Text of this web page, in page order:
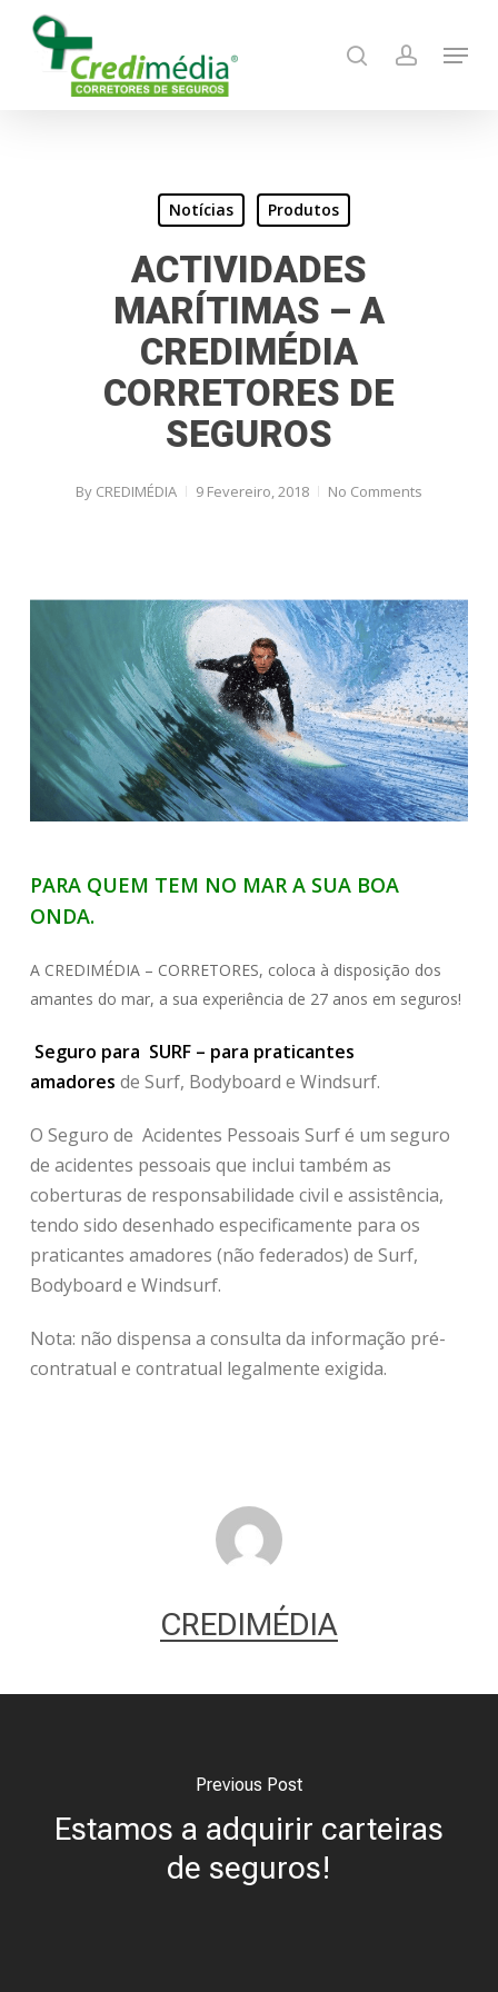
search account
Menu
Notícias Produtos
ACTIVIDADES
MARÍTIMAS – A
CREDIMÉDIA
CORRETORES DE
SEGUROS
By CREDIMÉDIA 9 Fevereiro, 2018 No Comments
PARA QUEM TEM NO MAR A SUA BOA
ONDA.
A CREDIMÉDIA – CORRETORES, coloca à disposição dos
amantes do mar, a sua experiência de 27 anos em seguros!
Seguro para SURF – para praticantes
amadores de Surf, Bodyboard e Windsurf.
O Seguro de Acidentes Pessoais Surf é um seguro
de acidentes pessoais que inclui também as
coberturas de responsabilidade civil e assistência,
tendo sido desenhado especificamente para os
praticantes amadores (não federados) de Surf,
Bodyboard e Windsurf.
Nota: não dispensa a consulta da informação pré-
contratual e contratual legalmente exigida.
CREDIMÉDIA
Previous Post
Estamos a adquirir carteiras
de seguros!